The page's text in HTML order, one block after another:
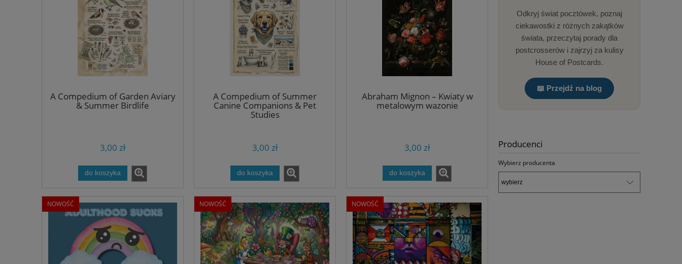
A Compedium of Garden Aviary
& Summer Birdlife
3,00 zł
do koszyka
A Compedium of Summer
Canine Companions & Pet
Studies
3,00 zł
do koszyka
Abraham Mignon – Kwiaty w
metalowym wazonie
3,00 zł
do koszyka
NOWOŚĆ NOWOŚĆ NOWOŚĆ
Odkryj świat pocztówek, poznaj
ciekawostki z różnych zakątków
świata, przeczytaj porady dla
postcrosserów i zajrzyj za kulisy
House of Postcards.
📖 Przejdź na blog
Producenci
Wybierz producenta